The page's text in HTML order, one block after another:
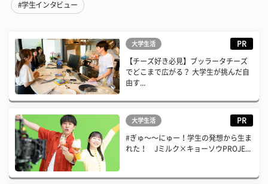
#学生インタビュー
大学生活 PR
【チーズ好き必見】ブッラータチーズ
でどこまで広がる？ 大学生が挑んだ自
由す...
大学生活 PR
#ぎゅ〜〜にゅー！学生の発想から生ま
れた！ Jミルク×キョーソウPROJE...